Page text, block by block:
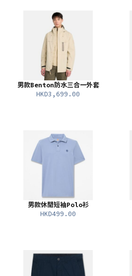
男款Benton防水三合一外套
HKD3,699.00
男款休閒短袖Polo衫
HKD499.00